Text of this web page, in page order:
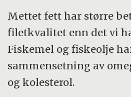
Mettet fett har større
filetkvalitet enn det vi
Fiskemel og fiskeolje
sammensetning av
og kolesterol.